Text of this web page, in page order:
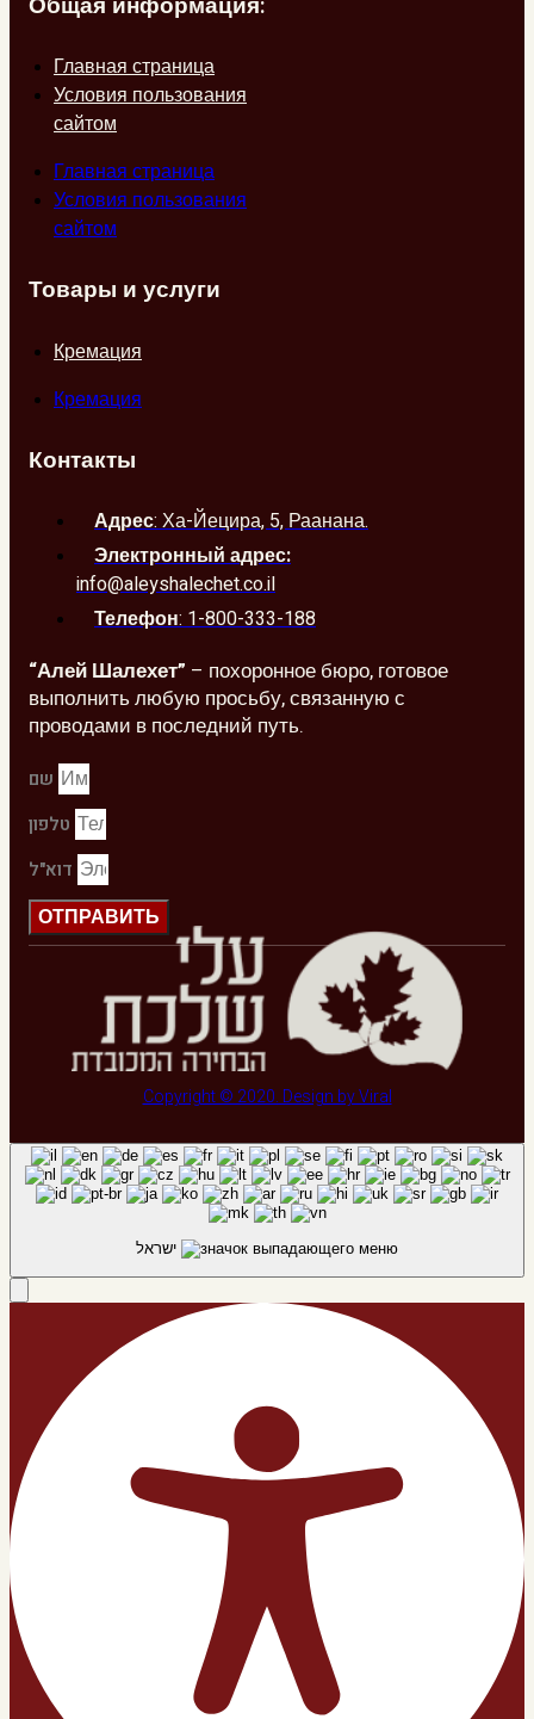
Главная страница
Условия пользования
сайтом
Главная страница
Условия пользования
сайтом
Товары и услуги
Кремация
Кремация
Контакты
Адрес: Ха-Йецира, 5, Раанана.
Электронный адрес:
info@aleyshalechet.co.il
Телефон: 1-800-333-188
“Алей Шалехет” – похоронное бюро, готовое
выполнить любую просьбу, связанную с
проводами в последний путь.
ОТПРАВИТЬ
Copyright © 2020. Design by Viral